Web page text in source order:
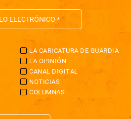
LA CARICATURA DE GUARDIA
LA OPINIÓN
CANAL DIGITAL
NOTICIAS
COLUMNAS